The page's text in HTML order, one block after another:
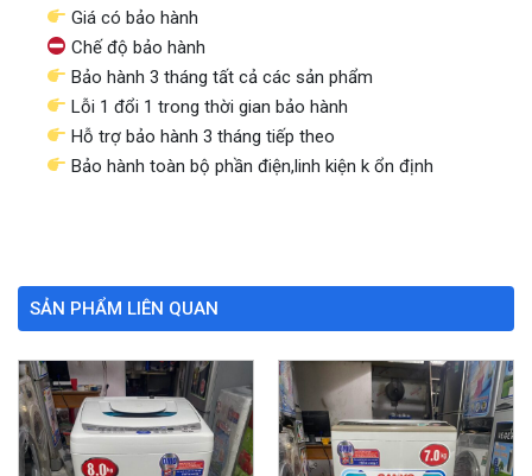
Giá có bảo hành
Chế độ bảo hành
Bảo hành 3 tháng tất cả các sản phẩm
Lỗi 1 đổi 1 trong thời gian bảo hành
Hỗ trợ bảo hành 3 tháng tiếp theo
Bảo hành toàn bộ phần điện,linh kiện k ổn định
SẢN PHẨM LIÊN QUAN